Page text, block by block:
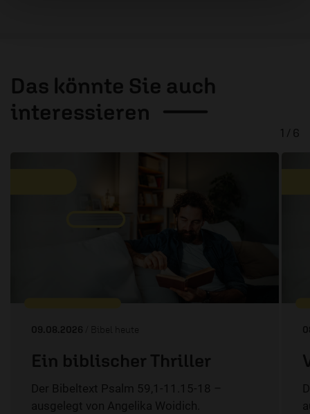
Das könnte Sie auch
interessieren
09.08.2026 / Bibel heute
Ein biblischer Thriller
Der Bibeltext Psalm 59,1-11.15-18 –
ausgelegt von Angelika Woidich.
1 / 6